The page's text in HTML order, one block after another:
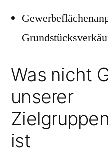
Was nicht
unserer
ist